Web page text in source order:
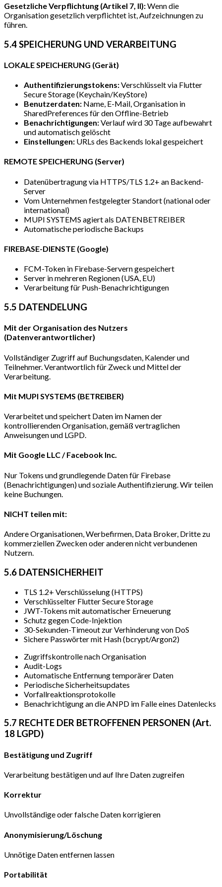
Gesetzliche Verpflichtung (Artikel 7, II):Wenn die
Organisation gesetzlich verpflichtet ist, Aufzeichnungen zu
führen.
5.4 SPEICHERUNG UND VERARBEITUNG
LOKALE SPEICHERUNG (Gerät)
Authentifizierungstokens:Verschlüsselt via Flutter
Secure Storage (Keychain/KeyStore)
Benutzerdaten: Name, E-Mail, Organisation in
SharedPreferences für den Offline-Betrieb
Benachrichtigungen:Verlauf wird 30 Tage aufbewahrt
und automatisch gelöscht
Einstellungen: URLs des Backends lokal gespeichert
REMOTE SPEICHERUNG (Server)
Datenübertragung via HTTPS/TLS 1.2+ an Backend-
Server
Vom Unternehmen festgelegter Standort (national oder
international)
MUPI SYSTEMS agiert als DATENBETREIBER
Automatische periodische Backups
FIREBASE-DIENSTE (Google)
FCM-Token in Firebase-Servern gespeichert
Server in mehreren Regionen (USA, EU)
Verarbeitung für Push-Benachrichtigungen
5.5 DATENDELUNG
Mit der Organisation des Nutzers
(Datenverantwortlicher)
Vollständiger Zugriff auf Buchungsdaten, Kalender und
Teilnehmer. Verantwortlich für Zweck und Mittel der
Verarbeitung.
Mit MUPI SYSTEMS (BETREIBER)
Verarbeitet und speichert Daten im Namen der
kontrollierenden Organisation, gemäß vertraglichen
Anweisungen und LGPD.
Mit Google LLC / Facebook Inc.
Nur Tokens und grundlegende Daten für Firebase
(Benachrichtigungen) und soziale Authentifizierung. Wir teilen
keine Buchungen.
NICHT teilen mit:
Andere Organisationen, Werbefirmen, Data Broker, Dritte zu
kommerziellen Zwecken oder anderen nicht verbundenen
Nutzern.
5.6 DATENSICHERHEIT
TLS 1.2+ Verschlüsselung (HTTPS)
Verschlüsselter Flutter Secure Storage
JWT-Tokens mit automatischer Erneuerung
Schutz gegen Code-Injektion
30-Sekunden-Timeout zur Verhinderung von DoS
Sichere Passwörter mit Hash (bcrypt/Argon2)
Zugriffskontrolle nach Organisation
Audit-Logs
Automatische Entfernung temporärer Daten
Periodische Sicherheitsupdates
Vorfallreaktionsprotokolle
Benachrichtigung an die ANPD im Falle eines Datenlecks
5.7 RECHTE DER BETROFFENEN PERSONEN (Art.
18 LGPD)
Bestätigung und Zugriff
Verarbeitung bestätigen und auf Ihre Daten zugreifen
Korrektur
Unvollständige oder falsche Daten korrigieren
Anonymisierung/Löschung
Unnötige Daten entfernen lassen
Portabilität